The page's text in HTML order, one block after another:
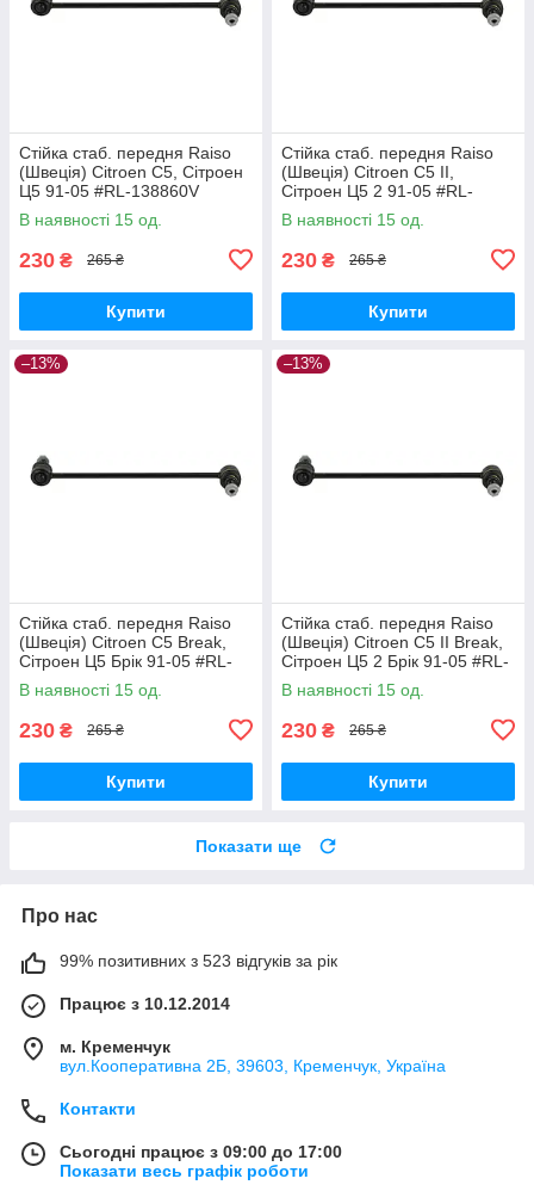
Стійка стаб. передня Raiso
(Швеція) Citroen C5, Сітроен
Ц5 91-05 #RL-138860V
UAPVVRP17
В наявності 15 од.
230 ₴ 265 ₴
Купити
Стійка стаб. передня Raiso
(Швеція) Citroen C5 II,
Сітроен Ц5 2 91-05 #RL-
138860V UAQEZFD17
В наявності 15 од.
230 ₴ 265 ₴
Купити
–13%
Стійка стаб. передня Raiso
(Швеція) Citroen C5 Break,
Сітроен Ц5 Брік 91-05 #RL-
138860V UAVEXLV17
В наявності 15 од.
230 ₴ 265 ₴
Купити
–13%
Стійка стаб. передня Raiso
(Швеція) Citroen C5 II Break,
Сітроен Ц5 2 Брік 91-05 #RL-
138860V UADNZPA17
В наявності 15 од.
230 ₴ 265 ₴
Купити
Показати ще
Про нас
99% позитивних з 523 відгуків за рік
Працює з 10.12.2014
м. Кременчук
вул.Кооперативна 2Б, 39603, Кременчук, Україна
Контакти
Сьогодні працює з 09:00 до 17:00
Показати весь графік роботи